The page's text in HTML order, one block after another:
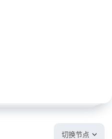
切换节点